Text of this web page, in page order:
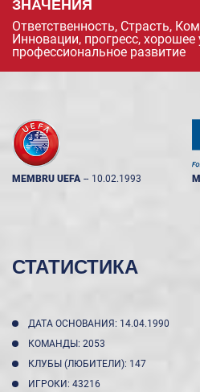
ЗНАЧЕНИЯ
Ответственность, Страсть,
Инновации, прогресс, хорошее
профессиональное развитие
MEMBRU UEFA -- 10.02.1993
СТАТИСТИКА
ДАТА ОСНОВАНИЯ: 14.04.1990
КОМАНДЫ: 2053
КЛУБЫ (ЛЮБИТЕЛИ): 147
ИГРОКИ: 43216